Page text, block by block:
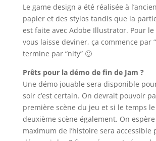
Le game design a été réalisée à
papier et des stylos tandis que la
est faite avec Adobe Illustrator. Pour
vous laisse deviner, ça commence par
termine par “nity” 🙂
Prêts pour la démo de fin de Jam ?
Une démo jouable sera disponible
soir c’est certain. On devrait pouvoir
première scène du jeu et si le temps
deuxième scène également. On espère
maximum de l’histoire sera accessible